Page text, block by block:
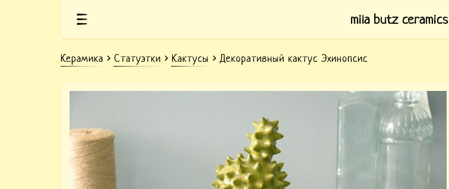
mila butz ceramics
Керамика Статуэтки Кактусы Декоративный кактус Эхинопсис
Керамический декоративный кактус Эхинопсис